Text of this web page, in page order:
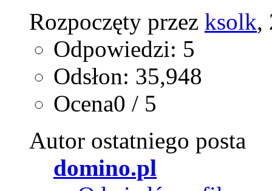
Rozpoczęty przez ksolk,
Odpowiedzi: 5
Odsłon: 35,948
Ocena0 / 5
Autor ostatniego posta
domino.pl